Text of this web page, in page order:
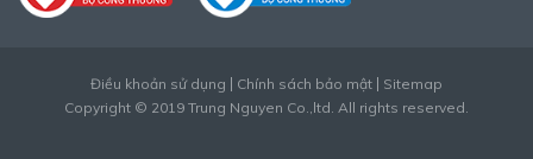
Điều khoản sử dụng Chính sách bảo mật
Sitemap
Copyright © 2019 Trung Nguyen Co.,ltd. All rights reserved.